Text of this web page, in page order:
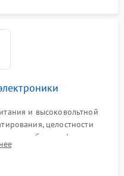
и высоковольтной
целостности
флажков и
бумаги).